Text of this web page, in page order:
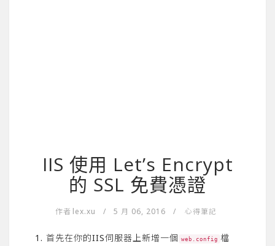
IIS 使用 Let’s Encrypt
的 SSL 免費憑證
作者 lex.xu / 5 月 06, 2016 / 心得筆記
首先在你的IIS伺服器上新增一個 web.config 檔